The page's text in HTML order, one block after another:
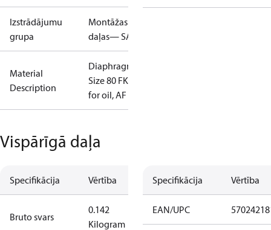
Izstrādājumu
grupa
Montāžas
daļas— SAC
Material
Description
Diaphragm
Size 80 FKM
for oil, AF
Vispārīgā daļa
Specifikācija Vērtība
Bruto svars
0.142
Kilogram
Specifikācija Vērtība
EAN/UPC